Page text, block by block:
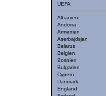
UEFA
Albanien
Andorra
Armenien
Aserbajdsjan
Belarus
Belgien
Bosnien
Bulgarien
Cypern
Danmark
England